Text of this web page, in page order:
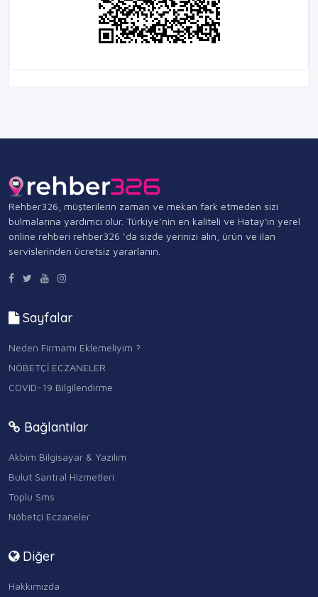
Rehber326, müşterilerin zaman ve mekan fark etmeden sizi
bulmalarına yardımcı olur. Türkiye’nin en kaliteli ve Hatay'ın yerel
online rehberi rehber326 ‘da sizde yerinizi alın, ürün ve ilan
servislerinden ücretsiz yararlanın.
Sayfalar
Neden Firmamı Eklemeliyim ?
NÖBETÇİ ECZANELER
COVID-19 Bilgilendirme
Bağlantılar
Akbim Bilgisayar & Yazılım
Bulut Santral Hizmetleri
Toplu Sms
Nöbetçi Eczaneler
Diğer
Hakkımızda